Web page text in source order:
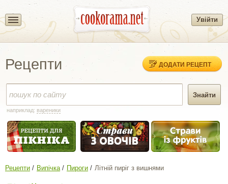
Увійти
Рецепти ДОДАТИ РЕЦЕПТ
наприклад: вареники
Рецепти Випічка Пироги Літній пиріг з вишнями